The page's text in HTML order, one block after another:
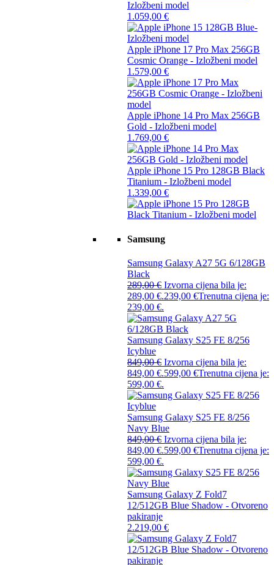
Izložbeni model
1.059,00 €
Apple iPhone 17 Pro Max 256GB
Cosmic Orange - Izložbeni model
1.579,00 €
Apple iPhone 14 Pro Max 256GB
Gold - Izložbeni model
1.769,00 €
Apple iPhone 15 Pro 128GB Black
Titanium - Izložbeni model
1.339,00 €
Samsung
Samsung Galaxy A27 5G 6/128GB
Black
289,00€ Izvorna cijena bila je:
289,00 €.239,00 €Trenutna cijena je:
239,00 €.
Samsung Galaxy S25 FE 8/256
Icyblue
849,00€ Izvorna cijena bila je:
849,00 €.599,00 €Trenutna cijena je:
599,00 €.
Samsung Galaxy S25 FE 8/256
Navy Blue
849,00€ Izvorna cijena bila je:
849,00 €.599,00 €Trenutna cijena je:
599,00 €.
Samsung Galaxy Z Fold7
12/512GB Blue Shadow - Otvoreno
pakiranje
2.219,00 €